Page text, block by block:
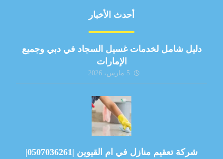
أحدث الأخبار
دليل شامل لخدمات غسيل السجاد في دبي وجميع
الإمارات
5 مارس، 2026
شركة تعقيم منازل في ام القيوين |0507036261|